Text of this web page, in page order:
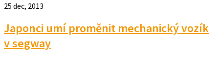
25 dec, 2013
Japonci umí proměnit mechanický vozík
v segway